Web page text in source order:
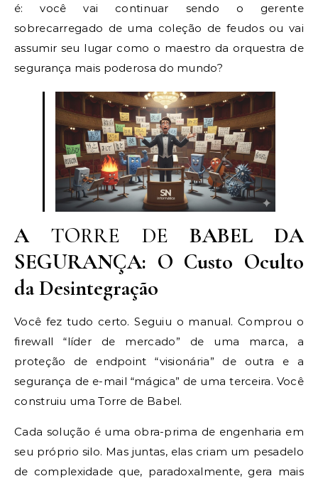
é: você vai continuar sendo o gerente
sobrecarregado de uma coleção de feudos ou vai
assumir seu lugar como o maestro da orquestra de
segurança mais poderosa do mundo?
ATORRE DE BABEL DA
SEGURANÇA: O Custo Oculto
da Desintegração
Você fez tudo certo. Seguiu o manual. Comprou o
firewall “líder de mercado” de uma marca, a
proteção de endpoint “visionária” de outra e a
segurança de e-mail “mágica” de uma terceira. Você
construiu uma Torre de Babel.
Cada solução é uma obra-prima de engenharia em
seu próprio silo. Mas juntas, elas criam um pesadelo
de complexidade que, paradoxalmente, gera mais